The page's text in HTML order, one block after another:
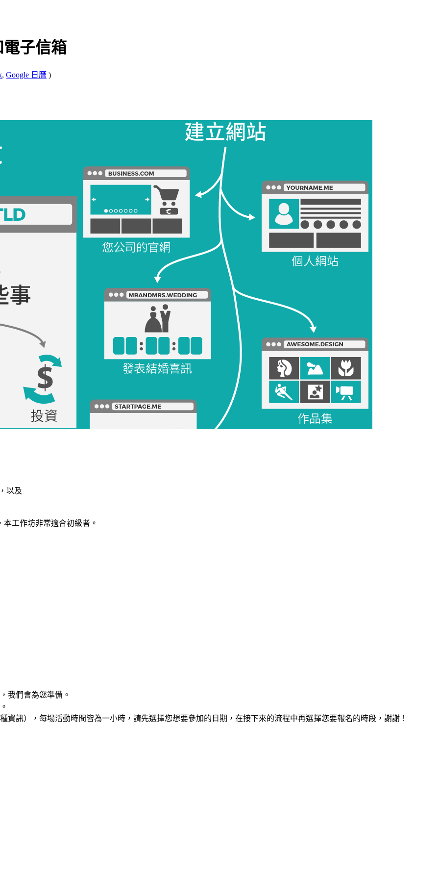
子信箱
, Google 日曆 )
以及
本工作坊非常適合初級者。
我們會為您準備。
資訊），每場活動時間皆為一小時，請先選擇您想要參加的日期，在接下來的流程中再選擇您要報名的時段，謝謝！